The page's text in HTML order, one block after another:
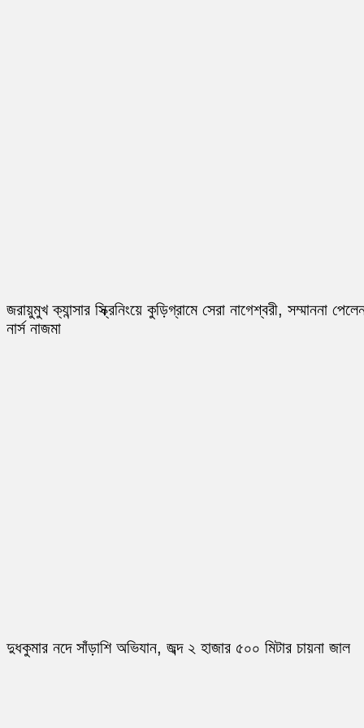
জরায়ুমুখ ক্যান্সার স্ক্রিনিংয়ে কুড়িগ্রামে সেরা নাগেশ্বরী, সম্মাননা
নার্স নাজমা
দুধকুমার নদে সাঁড়াশি অভিযান, জব্দ ২ হাজার ৫০০ মিটার চায়না জাল